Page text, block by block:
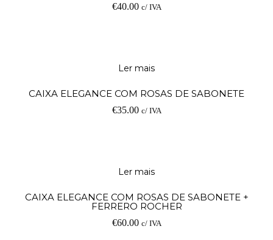
€40.00 c/ IVA
Ler mais
CAIXA ELEGANCE COM ROSAS DE SABONETE
€35.00 c/ IVA
Ler mais
CAIXA ELEGANCE COM ROSAS DE SABONETE +
FERRERO ROCHER
€60.00 c/ IVA